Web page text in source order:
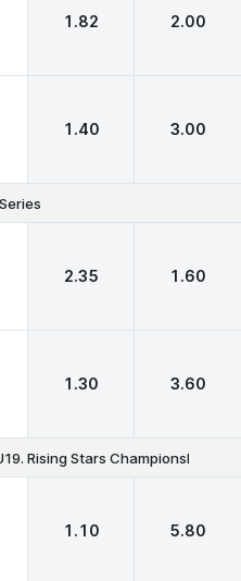
1.82 2.00
1.40 3.00
2.35 1.60
1.30 3.60
Rising Stars Championship
1.10 5.80